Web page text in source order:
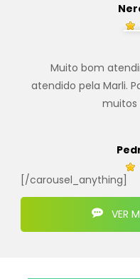
Muito bom
atendido pela Marli.
muitos
[/carousel_anything]
VER